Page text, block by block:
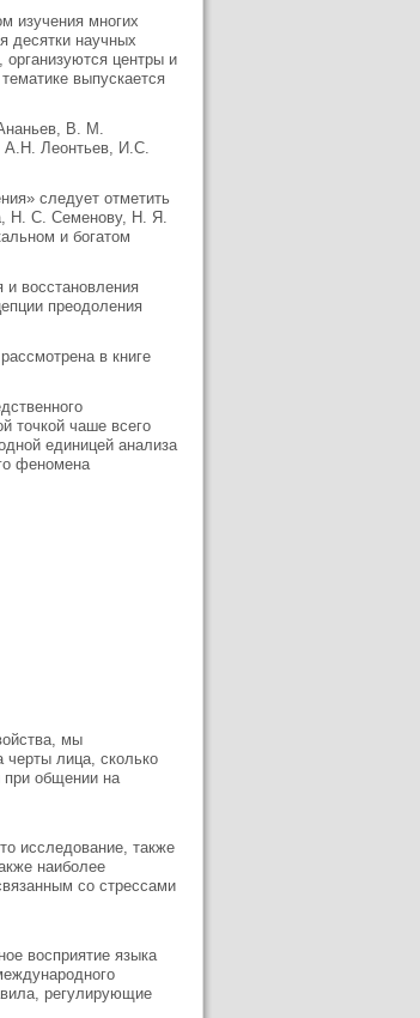
изучения многих
десятки научных
центры и
выпускается
В. М.
А.Н. Леонтьев, И.С.
следует отметить
Н. С. Семенову, Н. Я.
и богатом
восстановления
преодоления
в книге
точкой чаше всего
единицей анализа
феномена
мы
черты лица, сколько
общении на
исследование, также
наиболее
со стрессами
восприятие языка
регулирующие